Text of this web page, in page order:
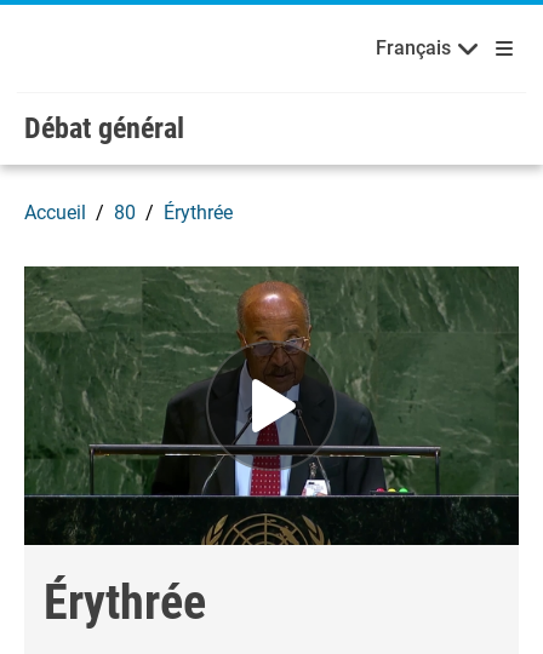
Skip to main content / navigation
Bienvenue aux Nations Unies Français Русский
EspañolFrançais
Débat général
Accueil 80 Érythrée
Érythrée